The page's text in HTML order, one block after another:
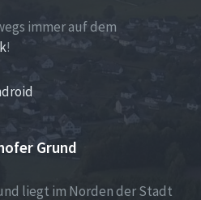
immer auf dem
!
Grund
liegt im Norden der Stadt